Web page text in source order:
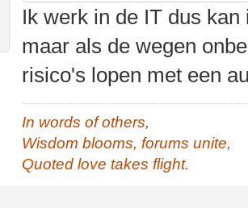
Ik werk in de IT dus
maar als de wegen
risico's lopen met een
In words of others,
Wisdom blooms, forums unite,
Quoted love takes flight.